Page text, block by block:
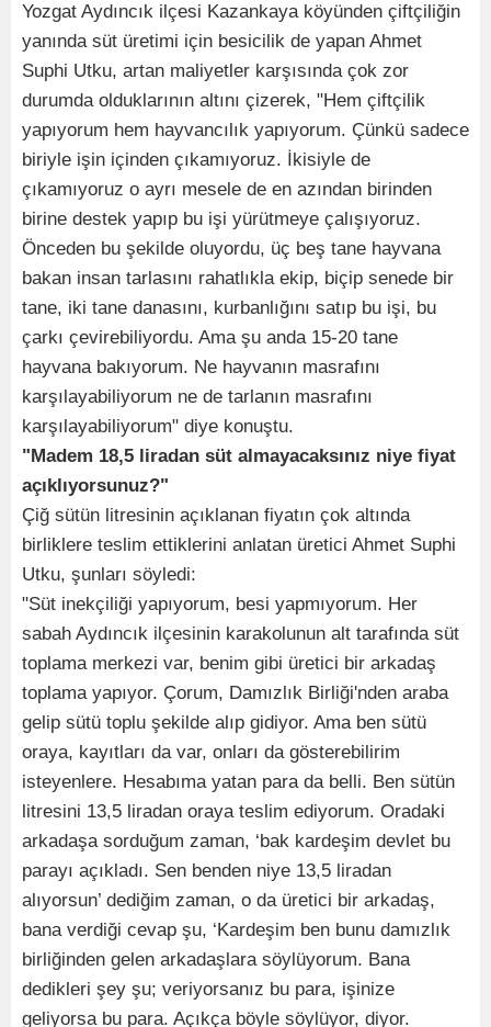
Yozgat Aydıncık ilçesi Kazankaya köyünden çiftçiliğin
yanında süt üretimi için besicilik de yapan Ahmet
Suphi Utku, artan maliyetler karşısında çok zor
durumda olduklarının altını çizerek, "Hem çiftçilik
yapıyorum hem hayvancılık yapıyorum. Çünkü sadece
biriyle işin içinden çıkamıyoruz. İkisiyle de
çıkamıyoruz o ayrı mesele de en azından birinden
birine destek yapıp bu işi yürütmeye çalışıyoruz.
Önceden bu şekilde oluyordu, üç beş tane hayvana
bakan insan tarlasını rahatlıkla ekip, biçip senede bir
tane, iki tane danasını, kurbanlığını satıp bu işi, bu
çarkı çevirebiliyordu. Ama şu anda 15-20 tane
hayvana bakıyorum. Ne hayvanın masrafını
karşılayabiliyorum ne de tarlanın masrafını
karşılayabiliyorum" diye konuştu.
"Madem 18,5 liradan süt almayacaksınız niye fiyat
açıklıyorsunuz?"
Çiğ sütün litresinin açıklanan fiyatın çok altında
birliklere teslim ettiklerini anlatan üretici Ahmet Suphi
Utku, şunları söyledi:
"Süt inekçiliği yapıyorum, besi yapmıyorum. Her
sabah Aydıncık ilçesinin karakolunun alt tarafında süt
toplama merkezi var, benim gibi üretici bir arkadaş
toplama yapıyor. Çorum, Damızlık Birliği'nden araba
gelip sütü toplu şekilde alıp gidiyor. Ama ben sütü
oraya, kayıtları da var, onları da gösterebilirim
isteyenlere. Hesabıma yatan para da belli. Ben sütün
litresini 13,5 liradan oraya teslim ediyorum. Oradaki
arkadaşa sorduğum zaman, ‘bak kardeşim devlet bu
parayı açıkladı. Sen benden niye 13,5 liradan
alıyorsun’ dediğim zaman, o da üretici bir arkadaş,
bana verdiği cevap şu, ‘Kardeşim ben bunu damızlık
birliğinden gelen arkadaşlara söylüyorum. Bana
dedikleri şey şu; veriyorsanız bu para, işinize
geliyorsa bu para. Açıkça böyle söylüyor, diyor.